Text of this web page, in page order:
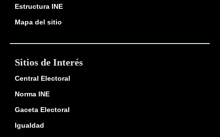
Estructura INE
Mapa del sitio
Sitios de Interés
Central Electoral
Norma INE
Gaceta Electoral
Igualdad